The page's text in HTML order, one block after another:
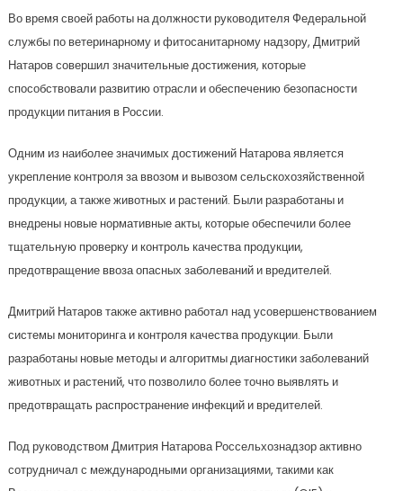
Во время своей работы на должности руководителя Федеральной
службы по ветеринарному и фитосанитарному надзору, Дмитрий
Натаров совершил значительные достижения, которые
способствовали развитию отрасли и обеспечению безопасности
продукции питания в России.
Одним из наиболее значимых достижений Натарова является
укрепление контроля за ввозом и вывозом сельскохозяйственной
продукции, а также животных и растений. Были разработаны и
внедрены новые нормативные акты, которые обеспечили более
тщательную проверку и контроль качества продукции,
предотвращение ввоза опасных заболеваний и вредителей.
Дмитрий Натаров также активно работал над усовершенствованием
системы мониторинга и контроля качества продукции. Были
разработаны новые методы и алгоритмы диагностики заболеваний
животных и растений, что позволило более точно выявлять и
предотвращать распространение инфекций и вредителей.
Под руководством Дмитрия Натарова Россельхознадзор активно
сотрудничал с международными организациями, такими как